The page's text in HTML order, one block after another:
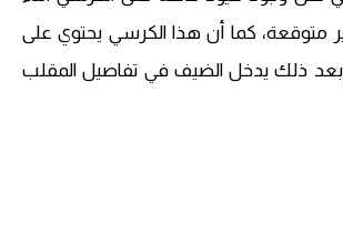
متوقعة، كما أن هذا الكرسي يحتوي على
ذلك يدخل الضيف في تفاصيل المقلب